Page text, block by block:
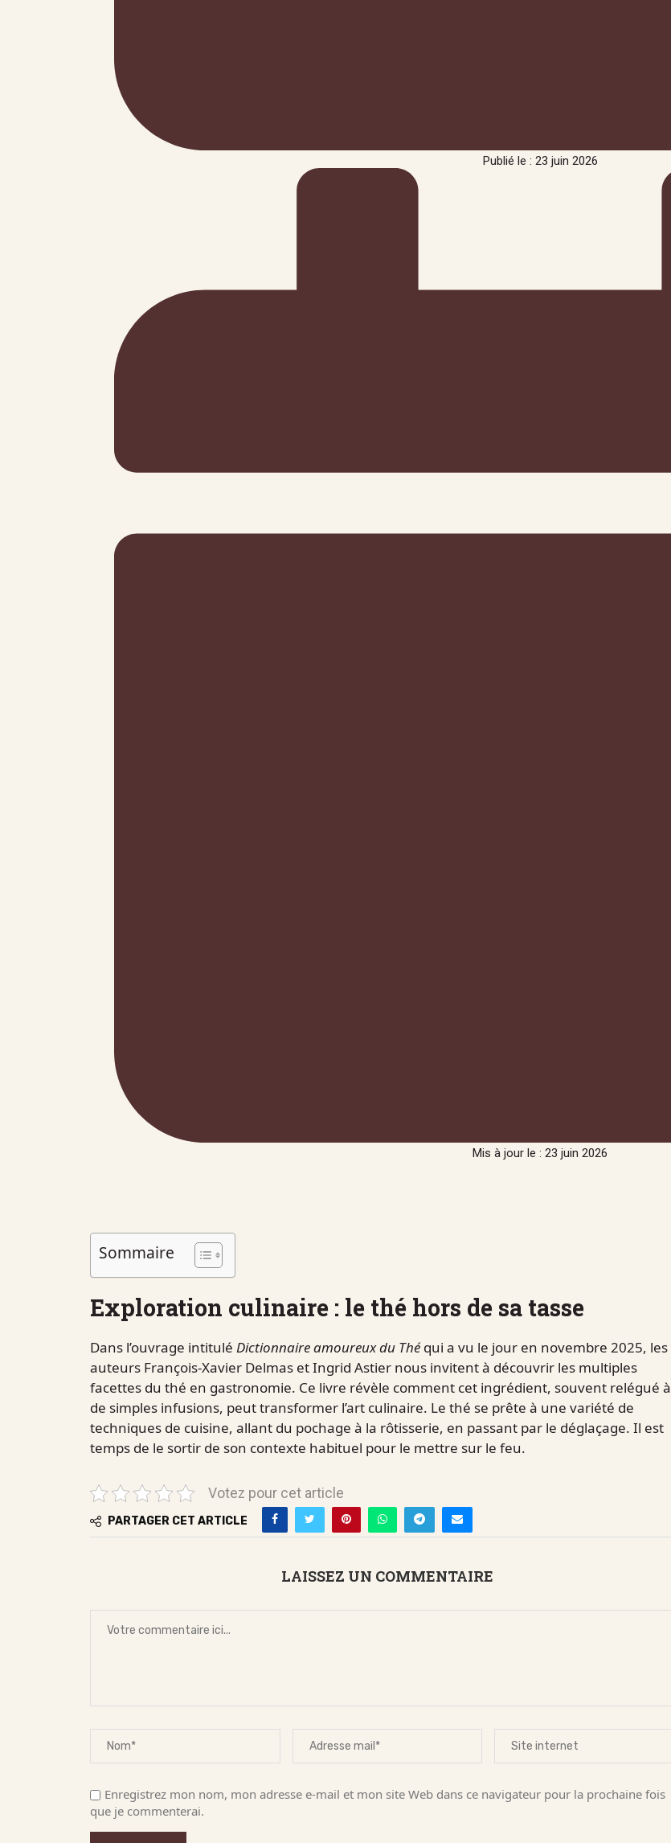
Publié le : 23 juin 2026
Mis à jour le : 23 juin 2026
Sommaire
Exploration culinaire : le thé hors de sa tasse
Dans l’ouvrage intitulé Dictionnaire amoureux du Thé qui a vu le jour en novembre 2025, les
auteurs François-Xavier Delmas et Ingrid Astier nous invitent à découvrir les multiples
facettes du thé en gastronomie. Ce livre révèle comment cet ingrédient, souvent relégué à
de simples infusions, peut transformer l’art culinaire. Le thé se prête à une variété de
techniques de cuisine, allant du pochage à la rôtisserie, en passant par le déglaçage. Il est
temps de le sortir de son contexte habituel pour le mettre sur le feu.
Votez pour cet article
PARTAGER CET ARTICLE
LAISSEZ UN COMMENTAIRE
Enregistrez mon nom, mon adresse e-mail et mon site Web dans ce navigateur pour la prochaine fois
que je commenterai.